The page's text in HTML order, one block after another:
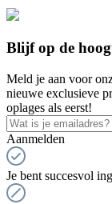
Blijf op de
Meld je aan voor
nieuwe exclusieve
oplages als eerst!
Aanmelden
Je bent succesvol